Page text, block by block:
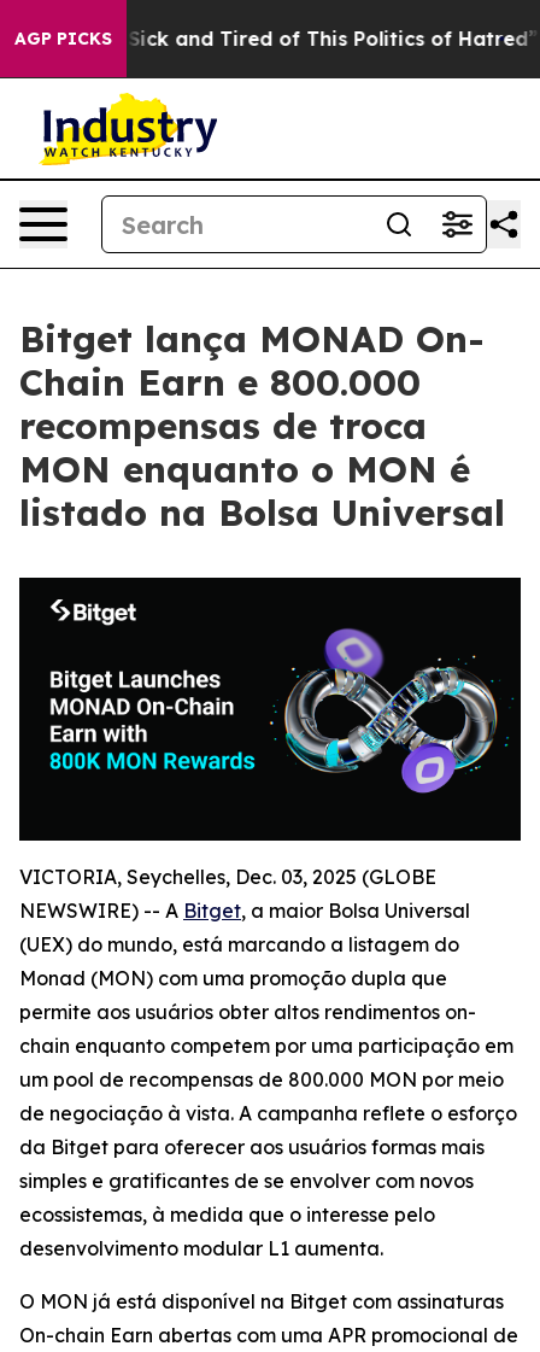
AGP PICKS
Are Sick and Tired of This Politics of Hatred” The
Bitget lança MONAD On-
Chain Earn e 800.000
recompensas de troca
MON enquanto o MON é
listado na Bolsa Universal
VICTORIA, Seychelles, Dec. 03, 2025 (GLOBE
NEWSWIRE) -- A Bitget, a maior Bolsa Universal
(UEX) do mundo, está marcando a listagem do
Monad (MON) com uma promoção dupla que
permite aos usuários obter altos rendimentos on-
chain enquanto competem por uma participação em
um pool de recompensas de 800.000 MON por meio
de negociação à vista. A campanha reflete o esforço
da Bitget para oferecer aos usuários formas mais
simples e gratificantes de se envolver com novos
ecossistemas, à medida que o interesse pelo
desenvolvimento modular L1 aumenta.
O MON já está disponível na Bitget com assinaturas
On-chain Earn abertas com uma APR promocional de